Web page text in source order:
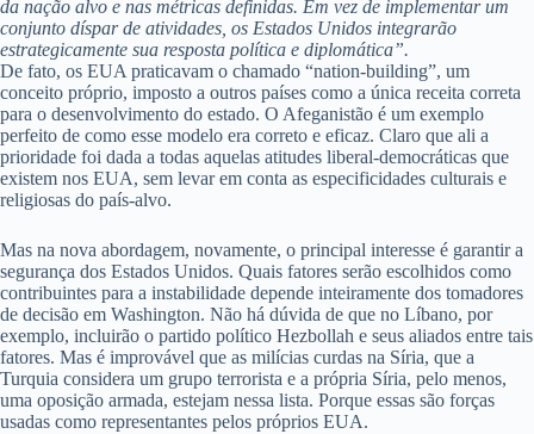
da nação alvo e nas métricas definidas. Em vez de implementar um
conjunto díspar de atividades, os Estados Unidos integrarão
estrategicamente sua resposta política e diplomática”.
De fato, os EUA praticavam o chamado “nation-building”, um
conceito próprio, imposto a outros países como a única receita correta
para o desenvolvimento do estado. O Afeganistão é um exemplo
perfeito de como esse modelo era correto e eficaz. Claro que ali a
prioridade foi dada a todas aquelas atitudes liberal-democráticas que
existem nos EUA, sem levar em conta as especificidades culturais e
religiosas do país-alvo.
Mas na nova abordagem, novamente, o principal interesse é garantir a
segurança dos Estados Unidos. Quais fatores serão escolhidos como
contribuintes para a instabilidade depende inteiramente dos tomadores
de decisão em Washington. Não há dúvida de que no Líbano, por
exemplo, incluirão o partido político Hezbollah e seus aliados entre tais
fatores. Mas é improvável que as milícias curdas na Síria, que a
Turquia considera um grupo terrorista e a própria Síria, pelo menos,
uma oposição armada, estejam nessa lista. Porque essas são forças
usadas como representantes pelos próprios EUA.